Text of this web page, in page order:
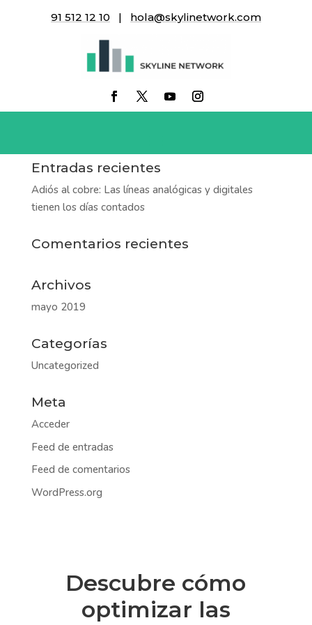
91 512 12 10 | hola@skylinetwork.com
sala-de-conferencias
Entradas recientes
Adiós al cobre: Las líneas analógicas y digitales
tienen los días contados
Comentarios recientes
Archivos
mayo 2019
Categorías
Uncategorized
Meta
Acceder
Feed de entradas
Feed de comentarios
WordPress.org
Descubre cómo
optimizar las